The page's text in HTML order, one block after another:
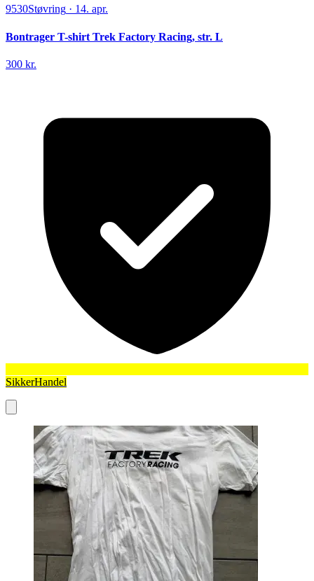
9530Støvring · 14. apr.
Bontrager T-shirt Trek Factory Racing, str. L
300 kr.
SikkerHandel